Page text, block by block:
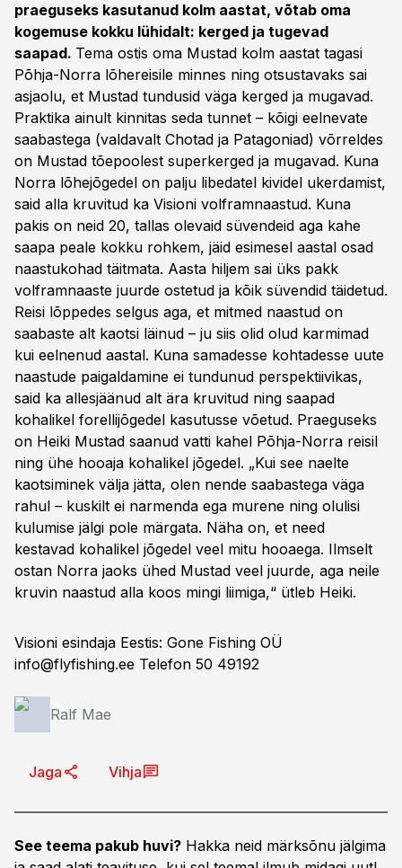
praeguseks kasutanud kolm aastat, võtab oma
kogemuse kokku lühidalt: kerged ja tugevad
saapad. Tema ostis oma Mustad kolm aastat tagasi
Põhja-Norra lõhereisile minnes ning otsustavaks sai
asjaolu, et Mustad tundusid väga kerged ja mugavad.
Praktika ainult kinnitas seda tunnet – kõigi eelnevate
saabastega (valdavalt Chotad ja Patagoniad) võrreldes
on Mustad tõepoolest superkerged ja mugavad. Kuna
Norra lõhejõgedel on palju libedatel kividel ukerdamist,
said alla kruvitud ka Visioni volframnaastud. Kuna
pakis on neid 20, tallas olevaid süvendeid aga kahe
saapa peale kokku rohkem, jäid esimesel aastal osad
naastukohad täitmata. Aasta hiljem sai üks pakk
volframnaaste juurde ostetud ja kõik süvendid täidetud.
Reisi lõppedes selgus aga, et mitmed naastud on
saabaste alt kaotsi läinud – ju siis olid olud karmimad
kui eelnenud aastal. Kuna samadesse kohtadesse uute
naastude paigaldamine ei tundunud perspektiivikas,
said ka allesjäänud alt ära kruvitud ning saapad
kohalikel forellijõgedel kasutusse võetud. Praeguseks
on Heiki Mustad saanud vatti kahel Põhja-Norra reisil
ning ühe hooaja kohalikel jõgedel. „Kui see naelte
kaotsiminek välja jätta, olen nende saabastega väga
rahul – kuskilt ei narmenda ega murene ning olulisi
kulumise jälgi pole märgata. Näha on, et need
kestavad kohalikel jõgedel veel mitu hooaega. Ilmselt
ostan Norra jaoks ühed Mustad veel juurde, aga neile
kruvin naastud alla koos mingi liimiga,“ ütleb Heiki.
Visioni esindaja Eestis: Gone Fishing OÜ
info@flyfishing.ee Telefon 50 49192
Ralf Mae
Jaga Vihja
See teema pakub huvi? Hakka neid märksõnu jälgima